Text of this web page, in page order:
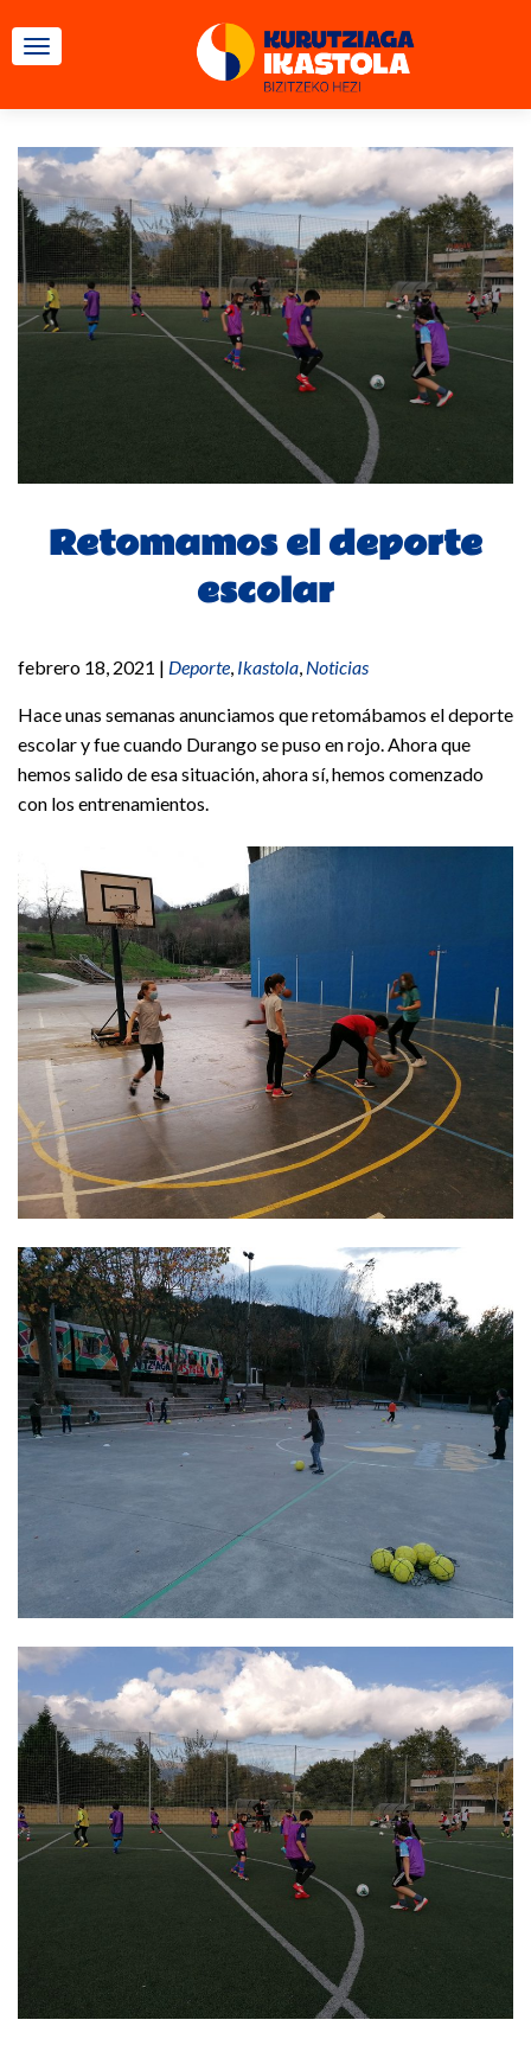
CAMBIAR NAVEGACIÓN
Retomamos el deporte
escolar
febrero 18, 2021 | Deporte, Ikastola, Noticias
Hace unas semanas anunciamos que retomábamos el deporte
escolar y fue cuando Durango se puso en rojo. Ahora que
hemos salido de esa situación, ahora sí, hemos comenzado
con los entrenamientos.